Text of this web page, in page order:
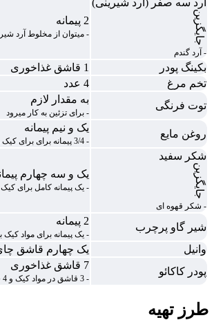
آرد سه صفر (آرد شیرینی)
جایگزین
- آرد گندم
2 پیمانه
- میتوان از مخلوط آرد شیرینی و
بکینگ پودر
1 قاشق غذاخوری
تخم مرغ
4 عدد
توت فرنگی
به مقدار لازم
- برای تزئین به کار میرود
روغن مایع
یک و نیم پیمانه
- 3/4 پیمانه برای برای کیک و 1/2 پیمانه در طرز تهیه سس شکلات استفاده میشود.
شکر سفید
جایگزین
- شکر قهوه ای
یک و سه چهارم
- یک پیمانه کامل برای
شیر گاو پرچرب
2 پیمانه
- یک پیمانه برای مواد
وانیل
یک چهارم قاشق
پودر کاکائو
7 قاشق غذاخوری
- 3 قاشق در مواد کیک و 4 قاشق در تهیه سس شکلات استفاده میشود.
طرز تهیه